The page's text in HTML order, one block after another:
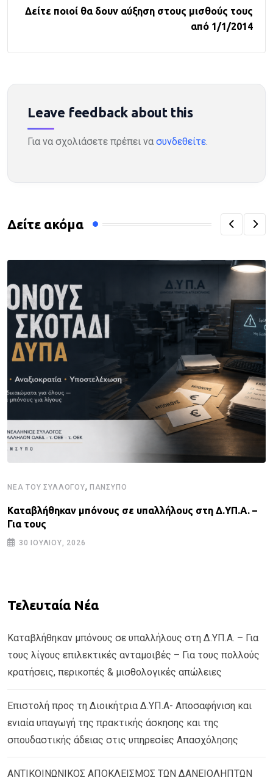
Δείτε ποιοί θα δουν αύξηση στους μισθούς τους
από 1/1/2014
Leave feedback about this
Για να σχολιάσετε πρέπει να συνδεθείτε.
Δείτε ακόμα
ΝΈΑ ΤΟΥ ΣΥΛΛΌΓΟΥ, ΠΑΝΣΥΠΟ
Καταβλήθηκαν μπόνους σε υπαλλήλους στη Δ.ΥΠ.Α. –
Για τους
30 ΙΟΥΛΊΟΥ, 2026
Τελευταία Νέα
Καταβλήθηκαν μπόνους σε υπαλλήλους στη Δ.ΥΠ.Α. – Για
τους λίγους επιλεκτικές ανταμοιβές – Για τους πολλούς
κρατήσεις, περικοπές & μισθολογικές απώλειες
Επιστολή προς τη Διοικήτρια Δ.ΥΠ.Α- Αποσαφήνιση και
ενιαία υπαγωγή της πρακτικής άσκησης και της
σπουδαστικής άδειας στις υπηρεσίες Απασχόλησης
ΑΝΤΙΚΟΙΝΩΝΙΚΟΣ ΑΠΟΚΛΕΙΣΜΟΣ ΤΩΝ ΔΑΝΕΙΟΛΗΠΤΩΝ